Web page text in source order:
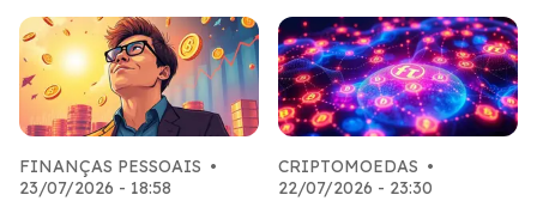
FINANÇAS PESSOAIS •
23/07/2026 - 18:58
CRIPTOMOEDAS •
22/07/2026 - 23:30